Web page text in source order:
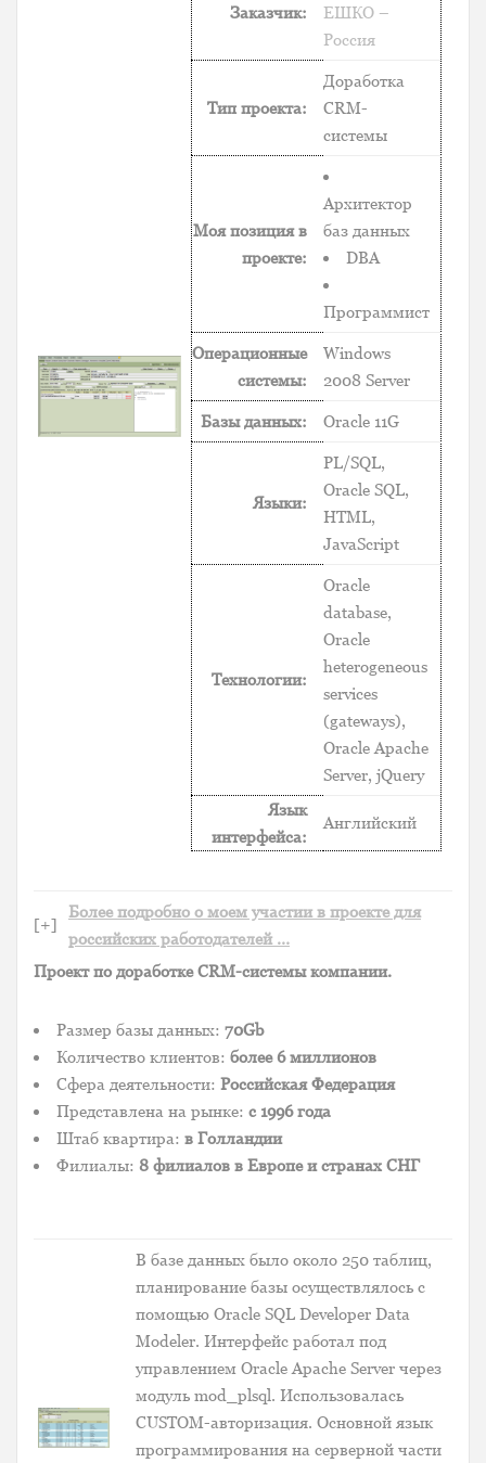
Заказчик:
ЕШКО –
Россия
Тип проекта:
Доработка
CRM-
системы
Моя позиция в
проекте:
Архитектор
баз данных
DBA
Программист
Операционные
системы:
Windows
2008 Server
Базы данных: Oracle 11G
Языки:
PL/SQL,
Oracle SQL,
HTML,
JavaScript
Технологии:
Oracle
database,
Oracle
heterogeneous
services
(gateways),
Oracle Apache
Server, jQuery
Язык
интерфейса:
Английский
[+]
Более подробно о моем участии в проекте для
российских работодателей …
Проект по доработке CRM-системы компании.
Размер базы данных: 70Gb
Количество клиентов: более 6 миллионов
Сфера деятельности: Российская Федерация
Представлена на рынке: с 1996 года
Штаб квартира: в Голландии
Филиалы: 8 филиалов в Европе и странах СНГ
В базе данных было около 250 таблиц,
планирование базы осуществлялось с
помощью Oracle SQL Developer Data
Modeler. Интерфейс работал под
управлением Oracle Apache Server через
модуль mod_plsql. Использовалась
CUSTOM-авторизация. Основной язык
программирования на серверной части